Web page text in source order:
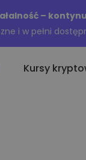
–
i w pełni
Kursy